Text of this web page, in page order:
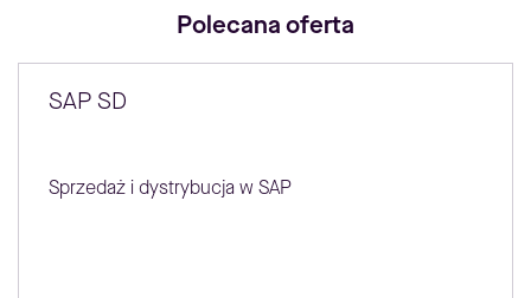
Polecana oferta
SAP SD
Sprzedaż i dystrybucja w SAP